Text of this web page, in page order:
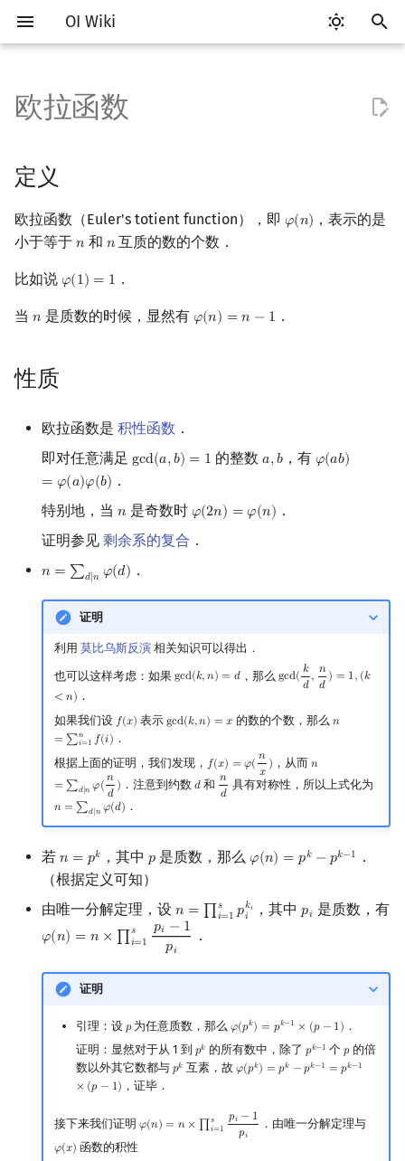
OI Wiki
入
以
始
搜
Getting Started
关于本项目
如何参与
F.A.Q.
镜像站列表
致谢
比赛相关简介
赛事
题型 常见错误
出题
工具软件简介
代码编辑工具
VS Code
Geany
Sublime Text
评测工具 Cena
WSL (Windows 10)
Special Judge
Testlib
Generator
Polygon
OJ 工具
LaTeX 入门
语言基础简介
C++ 基础
变量
C++ 标准库 STL 算法
值类别
编译优化
Python 速成
Java 速成
Java 进阶
算法基础简介
复杂度
枚举
排序
冒泡排序
桶排序
Tim 排序
前缀和 & 差分
二分
构造
搜索部分简介
DFS（搜索）
BFS（搜索）
迭代加深搜索
IDA*
回溯法
Dancing Links
Alpha–Beta 剪枝
动态规划部分简介
动态规划基础
记忆化搜索
树形 DP
状压 DP
数位 DP
插头 DP
计数 DP
动态 DP
概率 DP
DP 套 DP
DP 优化
斜率优化
其它 DP 方法
字符串部分简介
字符串基础
标准库
前缀函数与 KMP 算法
Boyer–Moore 算法
Z 函数（扩展 KMP）
AC 自动机
后缀数组 (SA)
后缀自动机 (SAM)
后缀平衡树
广义后缀自动机
后缀树
Manacher
回文树
序列自动机
最小表示法
数字系统简介
进位制
平衡三进制
定义
性质
实现
习题
参考资料与注释
多项式与生成函数简介
代数基本定理
快速傅里叶变换
多项式牛顿迭代
多项式多点求值|快速插值
多项式初等函数
常系数齐次线性递推
多项式平移|连续点值平移
符号化方法
Lagrange 反演
形式幂级数复合|复合逆
普通生成函数
指数生成函数
排列组合
抽屉原理
容斥原理
斯特林数
贝尔数
伯努利数
Entringer Number
Eulerian Number
分拆数
范德蒙德卷积
Pólya 计数
图论计数
线性代数简介
向量
内积和外积
线性空间
线性基
线性映射
特征多项式
对角化
Jordan标准型
线性规划基础
单纯形法
基本概念
群论
环论
基本概念
条件概率与独立性
随机变量
博弈论简介
公平组合游戏
零和游戏
插值
数值积分
高斯消元
数据结构部分简介
栈
队列
堆
配对堆
块状数据结构
块状链表
单调栈
单调队列
ST 表
树状数组
线段树
李超线段树
值
划分树
二叉搜索树 & 平衡树
Splay 树
左偏红黑树
可持久化数据结构
可持久化块状数组
树套树
线段树套平衡树
K-D Tree
Euler Tour Tree
霍夫曼树
图论部分简介
图论相关概念
图的存储 树的中心
动态树分治
树上随机游走
有向无环图
拓扑排序
最短路问题
k 短路
生成树问题
最小直径生成树
斯坦纳树
连通性相关
割点和桥
环计数问题
最小环
欧拉图
哈密顿图
二分图
最小割
图的匹配
二分图最大权匹配
计算几何部分简介
二维计算几何基础
三维计算几何基础
凸包
扫描线
旋转卡壳
半平面交
平面最近点对
随机增量法
反演变换
计算几何杂项
杂项简介
离散化
双指针 整体二分
爬山算法
悬线法
有限状态自动机
计算理论基础
字节顺序
约瑟夫问题
表达式求值
在一台机器上规划任务
主元素问题
Garsia–Wachs 算法
15-puzzle
Kahan 求和
珂朵莉树/颜色段均摊
空间优化简介
RMQ
并查集应用
括号序列
欧拉函数
定义
欧拉函数（Euler's totient function），即 𝜑(𝑛)
φ(n) ，表示的是
小于等于 𝑛
n 和 𝑛
n 互质的数的个数．
比如说 𝜑(1) = 1
φ(1)=1 ．
当 𝑛
n 是质数的时候，显然有 𝜑(𝑛) = 𝑛 − 1
φ(n)=n−1 ．
性质
欧拉函数是 积性函数 ．
即对任意满足 gcd(𝑎,𝑏) = 1
gcd(a,b) =1 的整数𝑎,𝑏
a,b，有 𝜑(𝑎𝑏)
= 𝜑(𝑎)𝜑(𝑏)
φ(ab)
．
特别地，当 𝑛
n 是奇数时 𝜑(2𝑛) = 𝜑(𝑛)
φ(2n)=φ (n)
．
证明参见 剩余系的复合 ．
𝑛 = ∑𝑑∣𝑛 𝜑(𝑑)
n =∑d∣nφ( d) ．
证明
利用 莫比乌斯反演相关知识可以得出．
也可以这样考虑：如果 gcd(𝑘,𝑛) = 𝑑
gcd(k, n)= d ，那么 gcd( 𝑘
𝑑, 𝑛
𝑑 ) = 1, (𝑘
< 𝑛)
gcd(kd nd) =1 (k <n
．
如果我们设 𝑓(𝑥)
f(x) 表示 gcd(𝑘,𝑛) = 𝑥
gcd(k,n)= x 的数的个数，那么 𝑛
= ∑𝑛
𝑖=1 𝑓(𝑖)
n=
．
根据上面的证明，我们发现， 𝑓(𝑥) = 𝜑( 𝑛
𝑥 )
f(x)= φ(nx) ，从而 𝑛
= ∑𝑑∣𝑛 𝜑(𝑛
𝑑 )
n
．注意到约数 𝑑
d和 𝑛
𝑑
nd 具有对称性，所以上式化为
𝑛 = ∑𝑑∣𝑛 𝜑(𝑑)
n=∑d∣nφ( d) ．
若 𝑛 = 𝑝𝑘
n =p k ，其中𝑝
p 是质数，那么𝜑(𝑛) = 𝑝𝑘 −𝑝𝑘−1
φ(n) =p k−pk−1
．
（根据定义可知）
由唯一分解定理，设 𝑛 = ∏𝑠
𝑖=1 𝑝𝑘𝑖
𝑖
n =∏ =1sp iki ，其中𝑝𝑖
pi 是质数，有
𝜑(𝑛) = 𝑛 × ∏𝑠
𝑖=1
𝑝𝑖 −1
𝑝𝑖
φ(n) =n×∏ i= 1spi− pi ．
证明
引理：设𝑝
p为任意质数，那么 𝜑(𝑝𝑘) = 𝑝𝑘−1 × (𝑝 − 1)
φ(pk) =p k−1 ×( p− 1)
．
证明：显然对于从 1 到 𝑝𝑘
pk 的所有数中，除了 𝑝𝑘−1
pk−1 个𝑝
p的倍
数以外其它数都与𝑝𝑘
pk 互素，故 𝜑(𝑝𝑘) = 𝑝𝑘 −𝑝𝑘−1 = 𝑝𝑘−1
× (𝑝 − 1)
φ(pk) =p k−pk−1=p k−1×(p−
，证毕．
接下来我们证明 𝜑(𝑛) = 𝑛 × ∏𝑠
𝑖=1
𝑝𝑖 −1
𝑝𝑖
φ(n)=n ×∏ i= pi−1 pi ．由唯一分解定理与
𝜑(𝑥)
φ(x) 函数的积性